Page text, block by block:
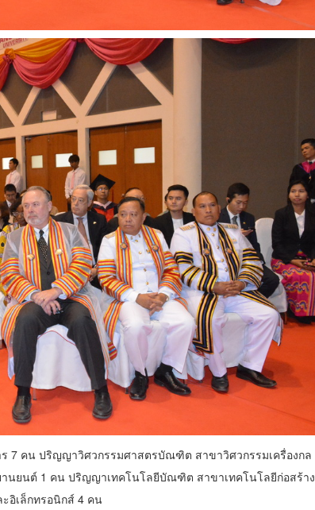
คน ปริญญาวิศวกรรมศาสตรบัณฑิต สาขาวิศวกรรมเครื่องกล
ยนต์ 1 คน ปริญญาเทคโนโลยีบัณฑิต สาขาเทคโนโลยีก่อสร้าง
อิเล็กทรอนิกส์ 4 คน